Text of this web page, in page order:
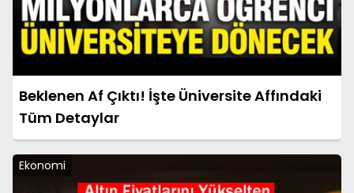
Beklenen Af Çıktı! İşte Üniversite Affındaki
Tüm Detaylar
Ekonomi